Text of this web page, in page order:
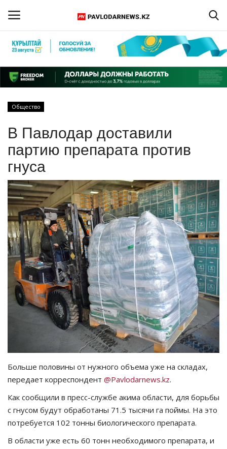
Регистрация
Главная
ПАВЛОДАРСКАЯ ОБЛАСТЬ
КАЗАХСТАН
МИР
СПЕЦПРОЕКТЫ
СПОРТ
Чек-лист
РАЗВЛЕЧЕНИЯ
Язык
Қазақша Русский
Общество
В Павлодар доставили
партию препарата против
гнуса
Больше половины от нужного объема уже на складах,
передает корреспондент @Pavlodarnews.kz.
Как сообщили в пресс-службе акима области, для борьбы
с гнусом будут обработаны 71.5 тысячи га поймы. На это
потребуется 102 тонны биологического препарата.
В области уже есть 60 тонн необходимого препарата, и